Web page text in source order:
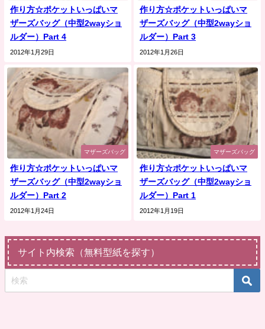
作り方☆ポケットいっぱいマ
ザーズバッグ（中型2wayショ
ルダー）Part 4
2012年1月29日
作り方☆ポケットいっぱいマ
ザーズバッグ（中型2wayショ
ルダー）Part 3
2012年1月26日
マザーズバッグ
作り方☆ポケットいっぱいマ
ザーズバッグ（中型2wayショ
ルダー）Part 2
2012年1月24日
マザーズバッグ
作り方☆ポケットいっぱいマ
ザーズバッグ（中型2wayショ
ルダー）Part 1
2012年1月19日
サイト内検索（無料型紙を探す）